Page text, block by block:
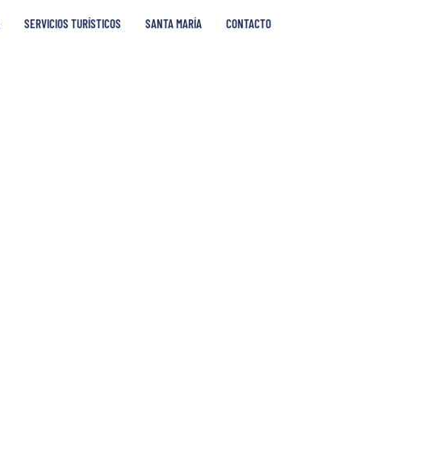
SERVICIOS TURÍSTICOS SANTA MARÍA CONTACTO